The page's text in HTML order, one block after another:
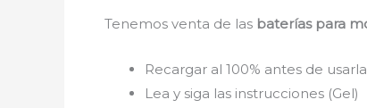
Tenemos venta de las baterías para
Recargar al 100% antes de
Lea y siga las instrucciones (Gel)